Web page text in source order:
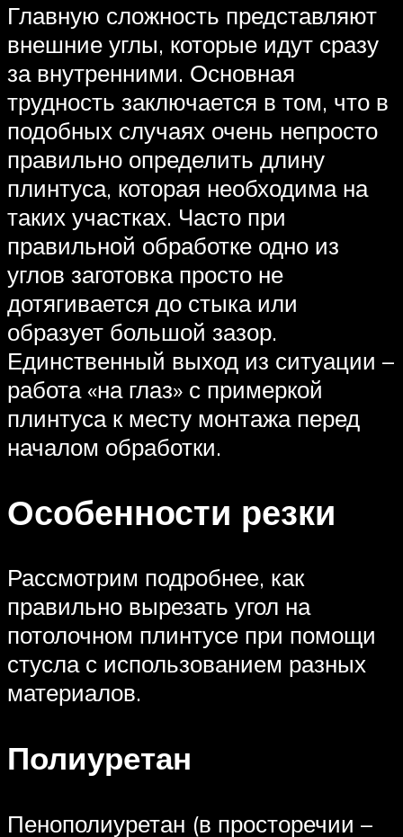
Главную сложность представляют
внешние углы, которые идут сразу
за внутренними. Основная
трудность заключается в том, что в
подобных случаях очень непросто
правильно определить длину
плинтуса, которая необходима на
таких участках. Часто при
правильной обработке одно из
углов заготовка просто не
дотягивается до стыка или
образует большой зазор.
Единственный выход из ситуации –
работа «на глаз» с примеркой
плинтуса к месту монтажа перед
началом обработки.
Особенности резки
Рассмотрим подробнее, как
правильно вырезать угол на
потолочном плинтусе при помощи
стусла с использованием разных
материалов.
Полиуретан
Пенополиуретан (в просторечии –